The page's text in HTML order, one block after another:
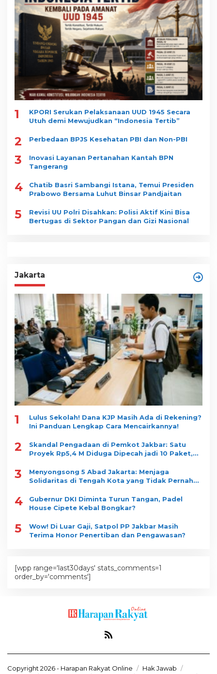
1
KPORI Serukan Pelaksanaan UUD 1945 Secara
Utuh demi Mewujudkan “Indonesia Tertib”
2 Perbedaan BPJS Kesehatan PBI dan Non-PBI
3
Inovasi Layanan Pertanahan Kantah BPN
Tangerang
4
Chatib Basri Sambangi Istana, Temui Presiden
Prabowo Bersama Luhut Binsar Pandjaitan
5
Revisi UU Polri Disahkan: Polisi Aktif Kini Bisa
Bertugas di Sektor Pangan dan Gizi Nasional
Jakarta
1
Lulus Sekolah! Dana KJP Masih Ada di Rekening?
Ini Panduan Lengkap Cara Mencairkannya!
2
Skandal Pengadaan di Pemkot Jakbar: Satu
Proyek Rp5,4 M Diduga Dipecah jadi 10 Paket,
3
Menyongsong 5 Abad Jakarta: Menjaga
Solidaritas di Tengah Kota yang Tidak Pernah
4
Gubernur DKI Diminta Turun Tangan, Padel
House Cipete Kebal Bongkar?
5
Wow! Di Luar Gaji, Satpol PP Jakbar Masih
Terima Honor Penertiban dan Pengawasan?
[wpp range='last30days' stats_comments=1
order_by='comments']
Copyright 2026 - Harapan Rakyat Online
Hak Jawab